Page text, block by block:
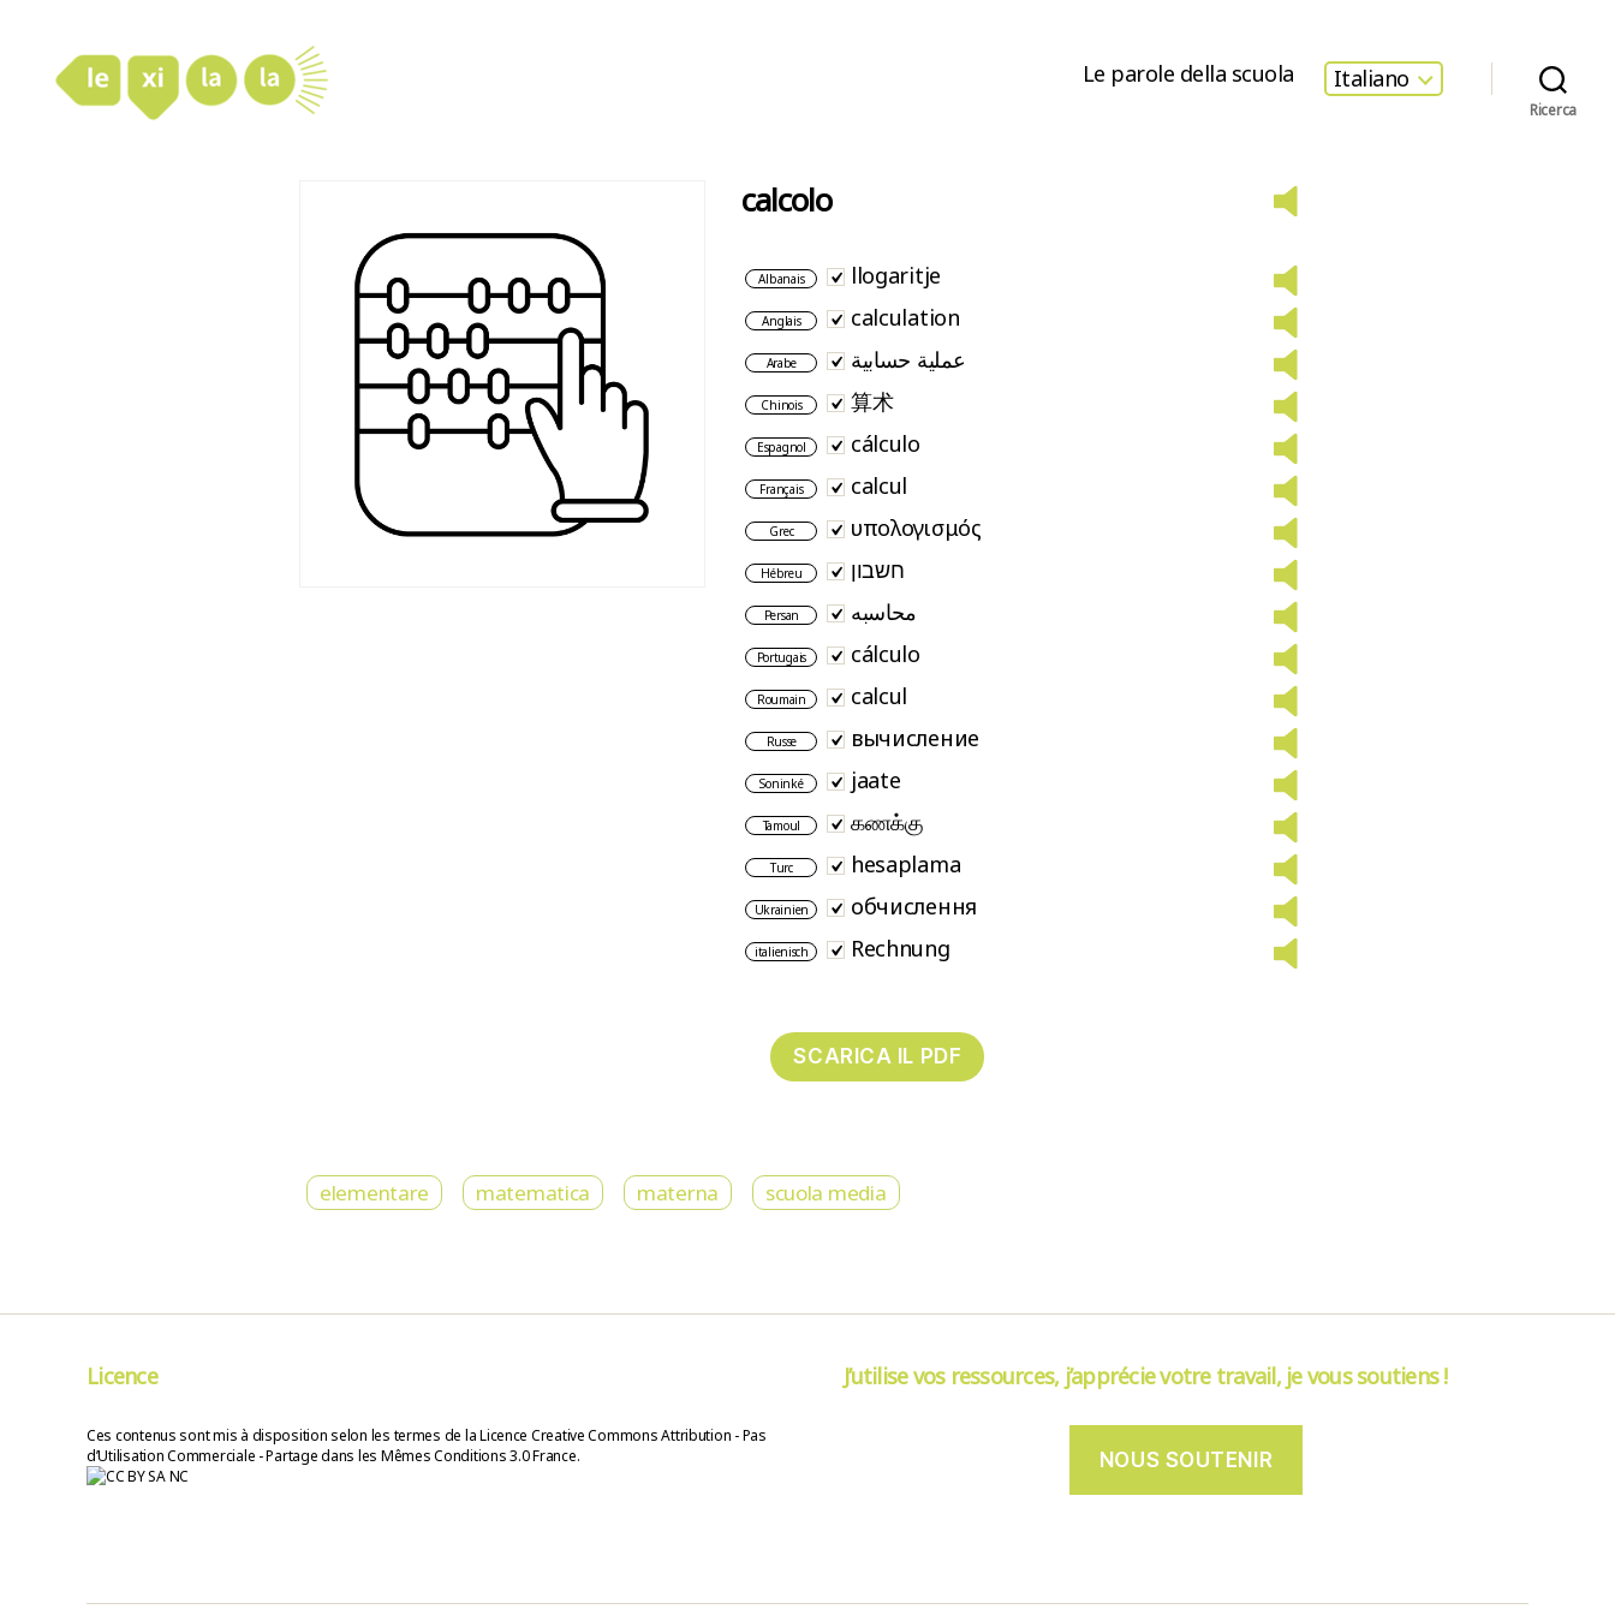
Le parole della scuola Italiano
Ricerca
calcolo
Albanais llogaritje
Anglais calculation
Arabe عملية حسابية
Chinois 算术
Espagnol cálculo
Français calcul
Grec υπολογισμός
Hébreu חשבון
Persan محاسبه
Portugais cálculo
Roumain calcul
Russe вычисление
Soninké jaate
Tamoul கணக்கு
Turc hesaplama
Ukrainien обчислення
italienisch Rechnung
elementare matematica materna scuola media
Licence
Ces contenus sont mis à disposition selon les termes de la Licence Creative Commons Attribution - Pas
d’Utilisation Commerciale - Partage dans les Mêmes Conditions 3.0 France.
J’utilise vos ressources, j’apprécie votre travail, je vous soutiens !
NOUS SOUTENIR